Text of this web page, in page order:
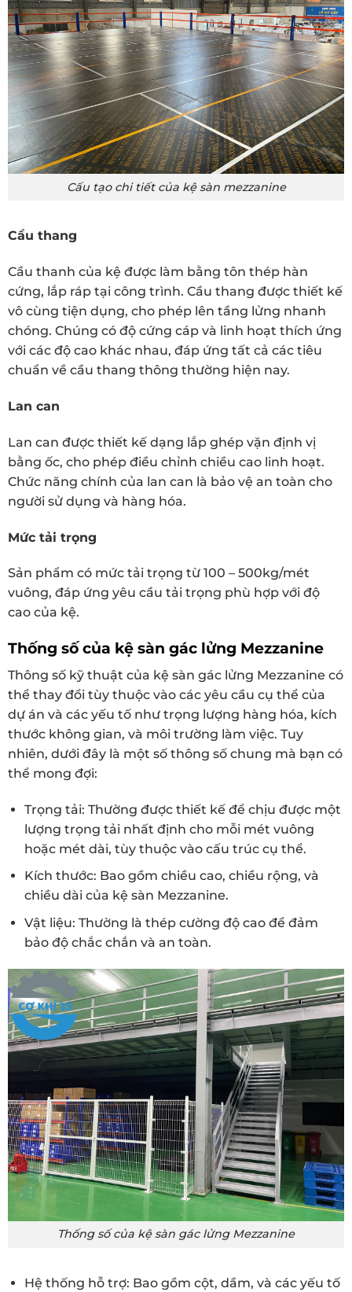
Cấu tạo chi tiết của kệ sàn mezzanine
Cầu thang
Cầu thanh của kệ được làm bằng tôn thép hàn
cứng, lắp ráp tại công trình. Cầu thang được thiết kế
vô cùng tiện dụng, cho phép lên tầng lửng nhanh
chóng. Chúng có độ cứng cáp và linh hoạt thích ứng
với các độ cao khác nhau, đáp ứng tất cả các tiêu
chuẩn về cầu thang thông thường hiện nay.
Lan can
Lan can được thiết kế dạng lắp ghép vặn định vị
bằng ốc, cho phép điều chỉnh chiều cao linh hoạt.
Chức năng chính của lan can là bảo vệ an toàn cho
người sử dụng và hàng hóa.
Mức tải trọng
Sản phẩm có mức tải trọng từ 100 – 500kg/mét
vuông, đáp ứng yêu cầu tải trọng phù hợp với độ
cao của kệ.
Thống số của kệ sàn gác lửng Mezzanine
Thông số kỹ thuật của kệ sàn gác lửng Mezzanine có
thể thay đổi tùy thuộc vào các yêu cầu cụ thể của
dự án và các yếu tố như trọng lượng hàng hóa, kích
thước không gian, và môi trường làm việc. Tuy
nhiên, dưới đây là một số thông số chung mà bạn có
thể mong đợi:
Trọng tải: Thường được thiết kế để chịu được một
lượng trọng tải nhất định cho mỗi mét vuông
hoặc mét dài, tùy thuộc vào cấu trúc cụ thể.
Kích thước: Bao gồm chiều cao, chiều rộng, và
chiều dài của kệ sàn Mezzanine.
Vật liệu: Thường là thép cường độ cao để đảm
bảo độ chắc chắn và an toàn.
Thống số của kệ sàn gác lửng Mezzanine
Hệ thống hỗ trợ: Bao gồm cột, dầm, và các yếu tố